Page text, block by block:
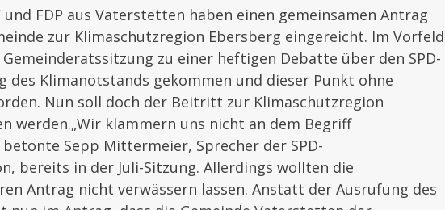
und FDP aus Vaterstetten haben einen gemeinsamen Antrag
zur Klimaschutzregion Ebersberg eingereicht. Im Vorfeld
zu einer heftigen Debatte über den SPD-
des Klimanotstands gekommen und dieser Punkt ohne
Nun soll doch der Beitritt zur Klimaschutzregion
werden.„Wir klammern uns nicht an dem Begriff
Sepp Mittermeier, Sprecher der SPD-
bereits in der Juli-Sitzung. Allerdings wollten die
Antrag nicht verwässern lassen. Anstatt der Ausrufung des